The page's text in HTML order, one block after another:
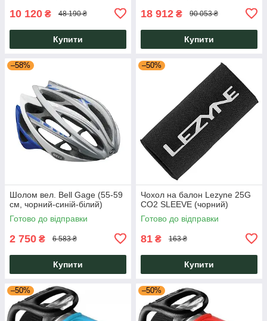
10 120 ₴ 48 190 ₴
Купити
18 912 ₴ 90 053 ₴
Купити
–58%
Шолом вел. Bell Gage (55-59
см, чорний-синій-білий)
Готово до відправки
2 750 ₴ 6 583 ₴
Купити
–50%
Чохол на балон Lezyne 25G
CO2 SLEEVE (чорний)
Готово до відправки
81 ₴ 163 ₴
Купити
–50% –50%